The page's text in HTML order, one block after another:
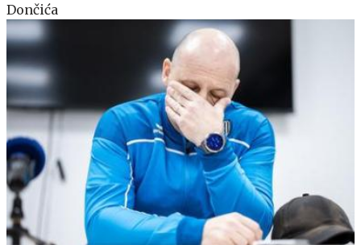
Dončića